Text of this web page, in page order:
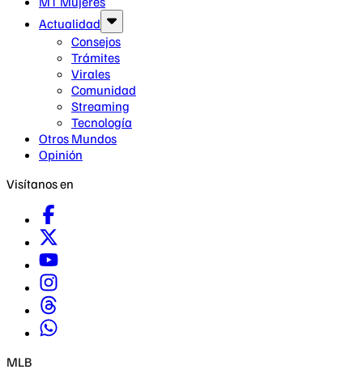
Actualidad
Consejos
Trámites
Virales
Comunidad
Streaming
Tecnología
Otros Mundos
Opinión
Visítanos en
MLB